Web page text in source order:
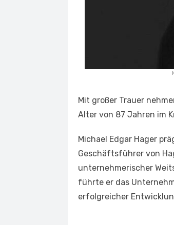
Mit großer Trauer
Alter von 87 Jahren im
Michael Edgar Hager
Geschäftsführer von
unternehmerischer
führte er das
erfolgreicher